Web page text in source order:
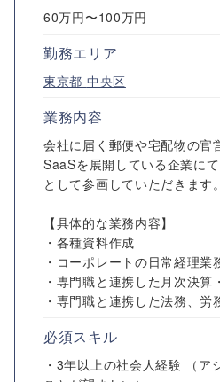
60万円〜100万円
勤務エリア
東京都 中央区
業務内容
会社に届く郵便や宅配物の官
SaaSを展開している企業に
として参画していただきます。
【具体的な業務内容】
・各種資料作成
・コーポレートの日常経理業
・専門職と連携した月次決算
・専門職と連携した法務、労
必須スキル
・3年以上の社会人経験 （ア